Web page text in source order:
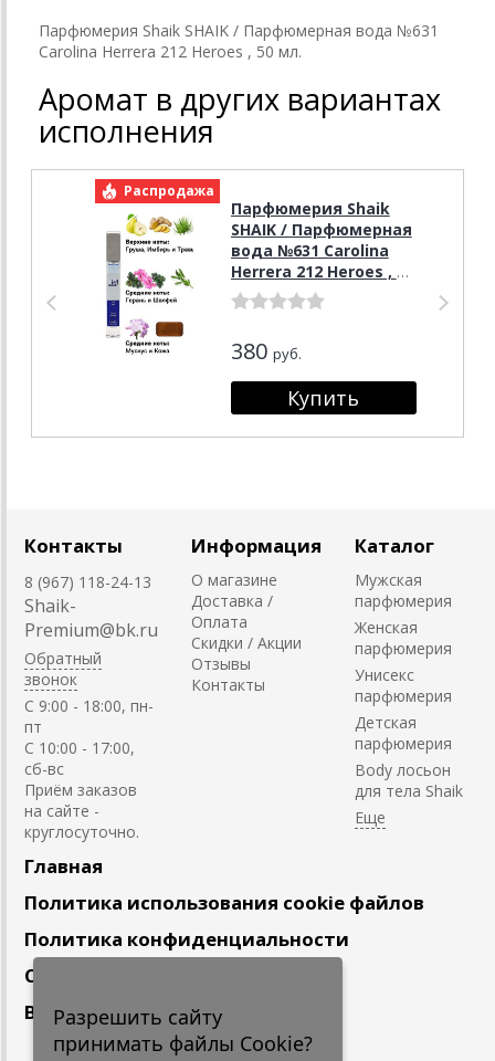
Парфюмерия Shaik SHAIK / Парфюмерная вода №631
Carolina Herrera 212 Heroes , 50 мл.
Аромат в других вариантах
исполнения
Распродажа
Парфюмерия Shaik
SHAIK / Парфюмерная
вода №631 Carolina
Herrera 212 Heroes , 10
мл.
380 руб.
Контакты
8 (967) 118-24-13
Shaik-
Premium@bk.ru
Обратный
звонок
C 9:00 - 18:00, пн-
пт
С 10:00 - 17:00,
сб-вс
Приём заказов
на сайте -
круглосуточно.
Информация
О магазине
Доставка /
Оплата
Скидки / Акции
Отзывы
Контакты
Каталог
Мужская
парфюмерия
Женская
парфюмерия
Унисекс
парфюмерия
Детская
парфюмерия
Body лосьон
для тела Shaik
Главная
Политика использования cookie файлов
Политика конфиденциальности
Сотрудничество
Вакансии
Подпишитесь
Разрешить сайту
принимать файлы Cookie?